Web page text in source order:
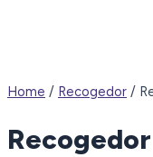
Home / Recogedor /